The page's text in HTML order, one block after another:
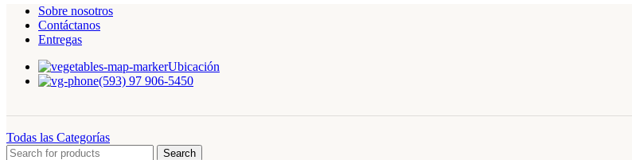
Sobre nosotros
Contáctanos
Entregas
Ubicación
(593) 97 906-5450
Todas las Categorías
Search